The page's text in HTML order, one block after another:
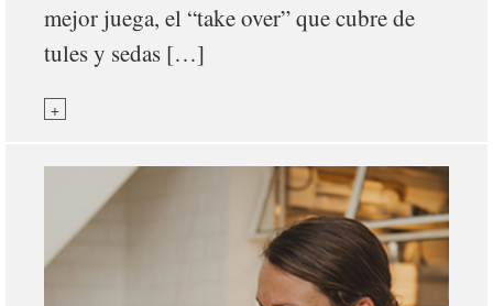
mejor juega, el “take over” que cubre de
tules y sedas […]
+